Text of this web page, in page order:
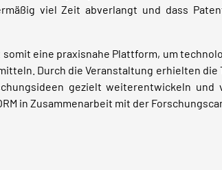
viel Zeit abverlangt und dass
somit eine praxisnahe Plattform, um
Durch die Veranstaltung erhielten
gezielt weiterentwickeln und
in Zusammenarbeit mit der